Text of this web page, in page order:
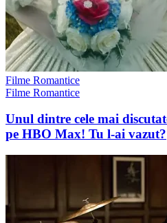
Filme Romantice
Filme Romantice
Unul dintre cele mai
pe HBO Max! Tu l-ai vazut?